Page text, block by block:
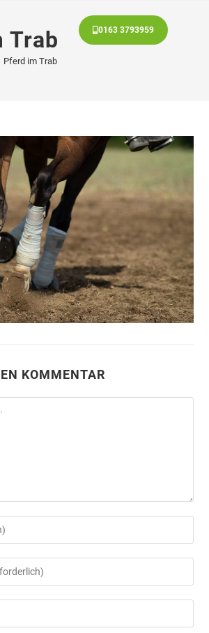
0163 3793959
Trab
Pferd im Trab
KOMMENTAR